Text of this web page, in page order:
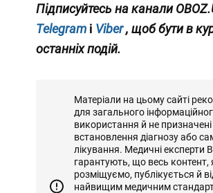
Підписуйтесь на канали
Telegram і Viber , щоб бути в
останніх подій.
Матеріали на цьому сайті
для загального
використання й не
встановлення діагнозу або
лікування. Медичні експерти
гарантують, що весь контент,
розміщуємо, публікується й
найвищим медичним